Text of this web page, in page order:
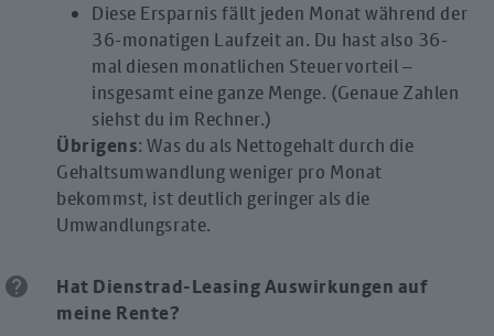
Diese Ersparnis fällt jeden Monat während der
36-monatigen Laufzeit an. Du hast also 36-
mal diesen monatlichen Steuervorteil –
insgesamt eine ganze Menge. (Genaue Zahlen
siehst du im Rechner.)
Übrigens: Was du als Nettogehalt durch die
Gehaltsumwandlung weniger pro Monat
bekommst, ist deutlich geringer als die
Umwandlungsrate.
help
Hat Dienstrad-Leasing Auswirkungen auf
meine Rente?